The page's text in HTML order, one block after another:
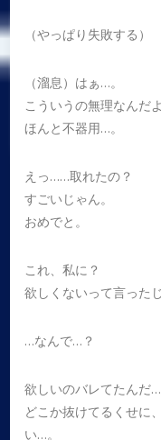
（やっぱり失敗する）
（溜息）はぁ…。
こういうの無理なんだ
ほんと不器用…。
えっ……取れたの？
すごいじゃん。
おめでと。
これ、私に？
欲しくないって言ったじ
…なんで…？
欲しいのバレてたんだ…
どこか抜けてるくせに
い…。